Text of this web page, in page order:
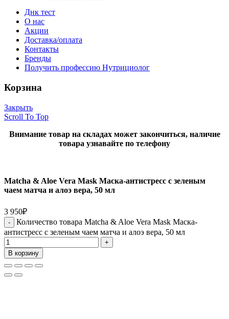
Днк тест
О нас
Акции
Доставка/оплата
Контакты
Бренды
Получить профессию Нутрициолог
Корзина
Закрыть
Scroll To Top
Внимание товар на складах может закончиться, наличие
товара узнавайте по телефону
Matcha & Aloe Vera Mask Маска-антистресс с зеленым
чаем матча и алоэ вера, 50 мл
3 950₽
Количество товара Matcha & Aloe Vera Mask Маска-
антистресс с зеленым чаем матча и алоэ вера, 50 мл
В корзину